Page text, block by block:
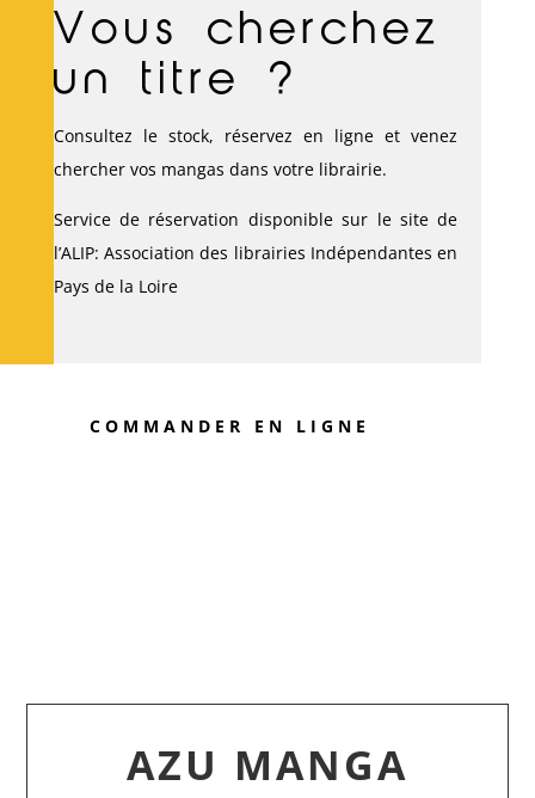
Vous cherchez
un titre ?
Consultez le stock, réservez en ligne et venez
chercher vos mangas dans votre librairie.
Service de réservation disponible sur le site de
l’ALIP:Association des librairies Indépendantes en
Pays de la Loire
COMMANDER EN LIGNE
AZU MANGA